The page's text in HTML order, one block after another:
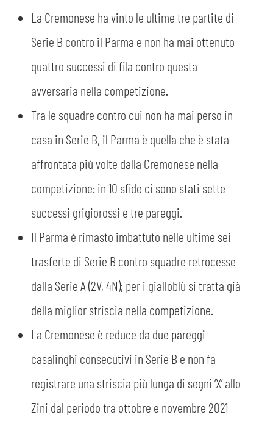
LAVORA CON NOI
INFORMATIVA FINANZIARIA
LEGENDS
PARTNER
La Cremonese ha vinto le ultime tre partite di
Serie B contro il Parma e non ha mai ottenuto
quattro successi di fila contro questa
avversaria nella competizione.
Tra le squadre contro cui non ha mai perso in
casa in Serie B, il Parma è quella che è stata
affrontata più volte dalla Cremonese nella
competizione: in 10 sfide ci sono stati sette
successi grigiorossi e tre pareggi.
Il Parma è rimasto imbattuto nelle ultime sei
trasferte di Serie B contro squadre retrocesse
dalla Serie A (2V, 4N); per i gialloblù si tratta già
della miglior striscia nella competizione.
La Cremonese è reduce da due pareggi
casalinghi consecutivi in Serie B e non fa
registrare una striscia più lunga di segni ‘X’ allo
Zini dal periodo tra ottobre e novembre 2021